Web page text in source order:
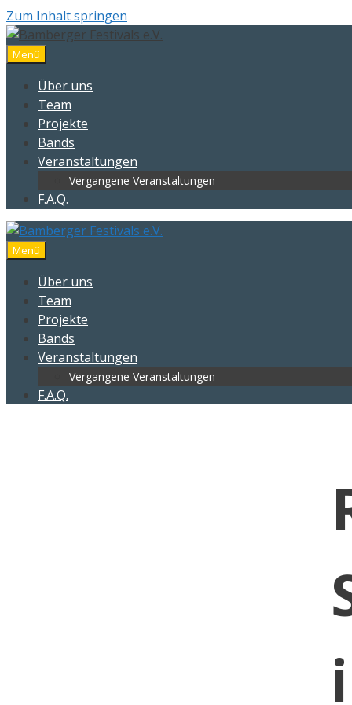
Zum Inhalt springen
Menü
Über uns
Team
Projekte
Bands
Veranstaltungen
Vergangene Veranstaltungen
F.A.Q.
Menü
Über uns
Team
Projekte
Bands
Veranstaltungen
Vergangene Veranstaltungen
F.A.Q.